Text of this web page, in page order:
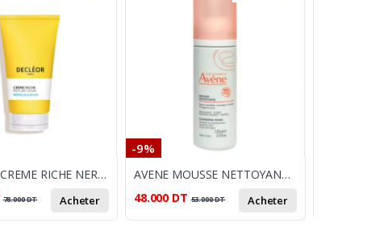
DECLEOR CREME RICHE NEROLI BIGARADE 50ML
78.000DT Acheter
-9%
AVENE MOUSSE NETTOYANTE 150ML
48.000 DT 53.000DT Acheter